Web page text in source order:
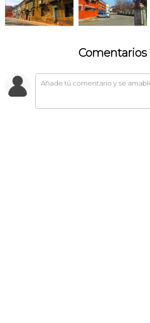
Comentarios